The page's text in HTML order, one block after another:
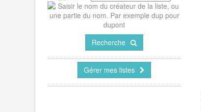
Recherche
Gérer mes listes